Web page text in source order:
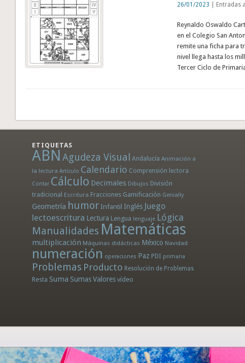
26/01/2023 | Entradas
Reynaldo Oswaldo
en el Colegio San
remite una ficha para
nivel llega hasta los
Tercer Ciclo de
ETIQUETAS
ABN Agudeza Visual Andalucía Animación a
la lectura Artículo Calendario Comprensión lectora
Contar Cálculo Decimales Dibujos División
tradicional Escritura Fracciones Gamificación Genially
Geometría humor Infantil Inglés Juego
lectoescritura Lectura Lengua lenguaje Lógica
Manualidades Matemáticas
multiplicación Máquinas didácticas México Navidad
numeración operaciones Paz PDI primaria
Problemas Producto Resolución de Problemas
Resta Suma SumasValores vídeo